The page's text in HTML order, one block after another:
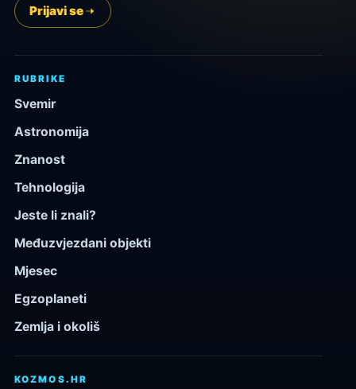
Prijavi se
RUBRIKE
Svemir
Astronomija
Znanost
Tehnologija
Jeste li znali?
Međuzvjezdani objekti
Mjesec
Egzoplaneti
Zemlja i okoliš
KOZMOS.HR